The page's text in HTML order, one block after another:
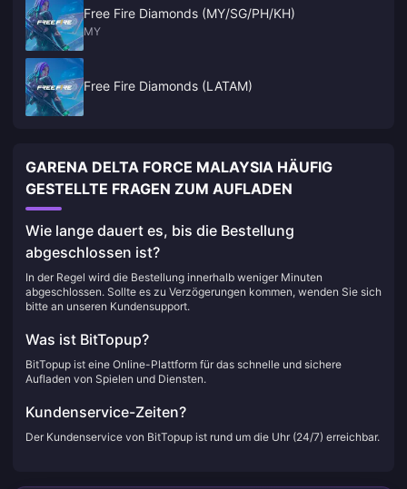
Free Fire Diamonds (MY/SG/PH/KH)
MY
Free Fire Diamonds (LATAM)
GARENA DELTA FORCE MALAYSIA HÄUFIG
GESTELLTE FRAGEN ZUM AUFLADEN
Wie lange dauert es, bis die Bestellung
abgeschlossen ist?
In der Regel wird die Bestellung innerhalb weniger Minuten
abgeschlossen. Sollte es zu Verzögerungen kommen, wenden Sie sich
bitte an unseren Kundensupport.
Was ist BitTopup?
BitTopup ist eine Online-Plattform für das schnelle und sichere
Aufladen von Spielen und Diensten.
Kundenservice-Zeiten?
Der Kundenservice von BitTopup ist rund um die Uhr (24/7) erreichbar.